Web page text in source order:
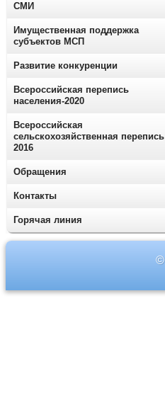
СМИ
Имущественная поддержка
субъектов МСП
Развитие конкуренции
Всероссийская перепись
населения-2020
Всероссийская
сельскохозяйственная
2016
Обращения
Контакты
Горячая линия
©